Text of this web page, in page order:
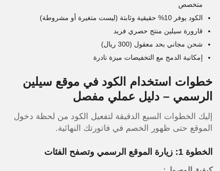
متخصص
الكود يوفر 10% حقيقية وثابتة (ليست متغيرة أو مشروطة)
قارورة سيلين منتج حصري فريد
شحن مجاني بحد معقول (300 ريال)
إمكانية الدمج مع التخفيضات ميزة نادرة
خطوات استخدام الكود في موقع سيلين
الرسمي – دليل عملي مفصل
إليك الخطوات السبع الدقيقة لتفعيل الكود من لحظة دخول
الموقع حتى ظهور الخصم في فاتورتك النهائية.
الخطوة 1: زيارة الموقع الرسمي وتصفح الفئات